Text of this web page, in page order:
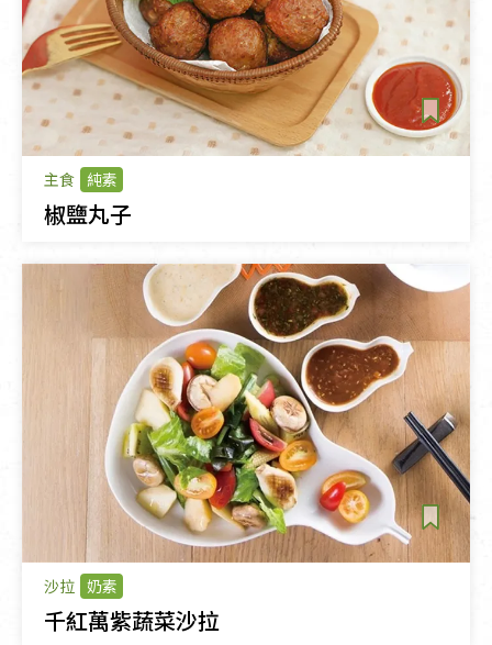
主食 純素
椒鹽丸子
沙拉 奶素
千紅萬紫蔬菜沙拉